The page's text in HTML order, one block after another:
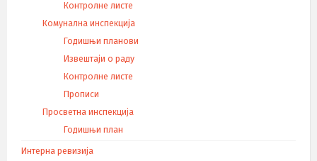
Контролне листе
Комунална инспекција
Годишњи планови
Извештаји о раду
Контролне листе
Прописи
Просветна инспекција
Годишњи план
Интерна ревизија